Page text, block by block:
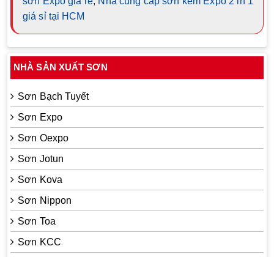
giá sỉ tại HCM
NHÀ SẢN XUẤT SƠN
Sơn Bạch Tuyết
Sơn Expo
Sơn Oexpo
Sơn Jotun
Sơn Kova
Sơn Nippon
Sơn Toa
Sơn KCC